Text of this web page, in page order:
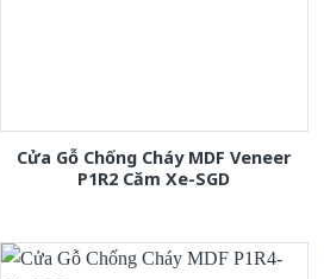
Cửa Gỗ Chống Cháy MDF Veneer
P1R2 Căm Xe-SGD